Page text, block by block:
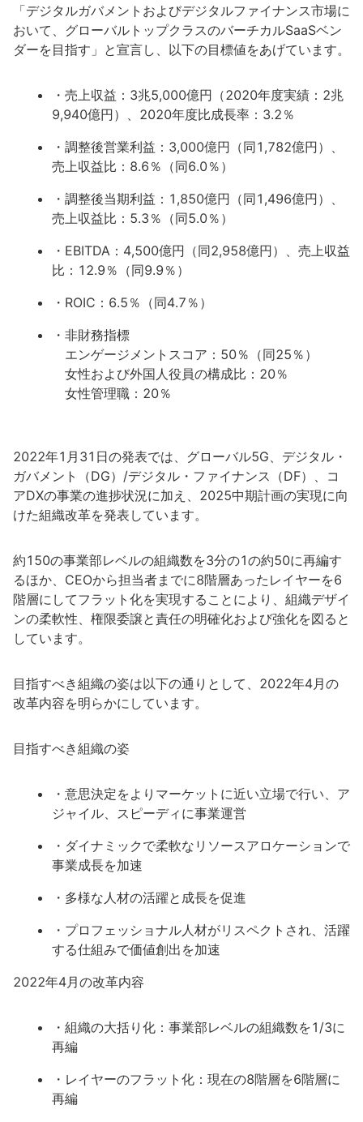
「デジタルガバメントおよびデジタルファイナンス市場に
おいて、グローバルトップクラスのバーチカルSaaSベン
ダーを目指す」と宣言し、以下の目標値をあげています。
・売上収益：3兆5,000億円（2020年度実績：2兆
9,940億円）、2020年度比成長率：3.2％
・調整後営業利益：3,000億円（同1,782億円）、
売上収益比：8.6％（同6.0％）
・調整後当期利益：1,850億円（同1,496億円）、
売上収益比：5.3％（同5.0％）
・EBITDA：4,500億円（同2,958億円）、売上収益
比：12.9％（同9.9％）
・ROIC：6.5％（同4.7％）
・非財務指標
エンゲージメントスコア：50％（同25％）
女性および外国人役員の構成比：20％
女性管理職：20％
2022年1月31日の発表では、グローバル5G、デジタル・
ガバメント（DG）/デジタル・ファイナンス（DF）、コ
アDXの事業の進捗状況に加え、2025中期計画の実現に向
けた組織改革を発表しています。
約150の事業部レベルの組織数を3分の1の約50に再編す
るほか、CEOから担当者までに8階層あったレイヤーを6
階層にしてフラット化を実現することにより、組織デザイ
ンの柔軟性、権限委譲と責任の明確化および強化を図ると
しています。
目指すべき組織の姿は以下の通りとして、2022年4月の
改革内容を明らかにしています。
目指すべき組織の姿
・意思決定をよりマーケットに近い立場で行い、ア
ジャイル、スピーディに事業運営
・ダイナミックで柔軟なリソースアロケーションで
事業成長を加速
・多様な人材の活躍と成長を促進
・プロフェッショナル人材がリスペクトされ、活躍
する仕組みで価値創出を加速
2022年4月の改革内容
・組織の大括り化：事業部レベルの組織数を1/3に
再編
・レイヤーのフラット化：現在の8階層を6階層に
再編